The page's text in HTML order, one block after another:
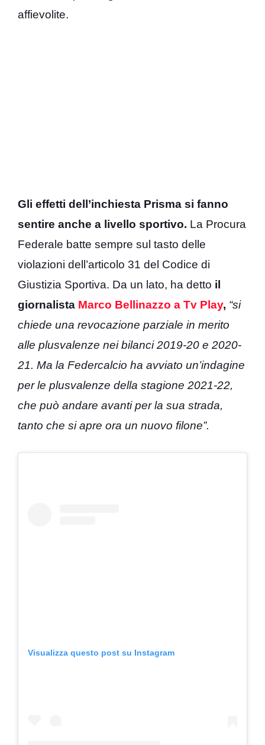
affievolite.
Gli effetti dell’inchiesta Prisma si fanno
sentire anche a livello sportivo. La Procura
Federale batte sempre sul tasto delle
violazioni dell’articolo 31 del Codice di
Giustizia Sportiva. Da un lato, ha detto il
giornalista Marco Bellinazzo a Tv Play, “si
chiede una revocazione parziale in merito
alle plusvalenze nei bilanci 2019-20 e 2020-
21. Ma la Federcalcio ha avviato un’indagine
per le plusvalenze della stagione 2021-22,
che può andare avanti per la sua strada,
tanto che si apre ora un nuovo filone”.
Visualizza questo post su Instagram